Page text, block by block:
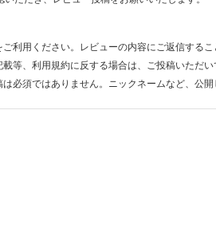
ご利用ください。レビューの内容にご返信するこ
等、利用規約に反する場合は、ご投稿いただい
必須ではありません。ニックネームなど、公